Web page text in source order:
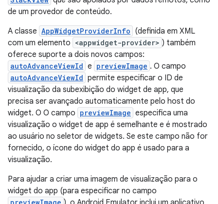
de um provedor de conteúdo.
A classe AppWidgetProviderInfo (definida em XML
com um elemento <appwidget-provider> ) também
oferece suporte a dois novos campos:
autoAdvanceViewId e previewImage . O campo
autoAdvanceViewId permite especificar o ID de
visualização da subexibição do widget de app, que
precisa ser avançado automaticamente pelo host do
widget. O O campo previewImage especifica uma
visualização o widget de app é semelhante e é mostrado
ao usuário no seletor de widgets. Se este campo não for
fornecido, o ícone do widget do app é usado para a
visualização.
Para ajudar a criar uma imagem de visualização para o
widget do app (para especificar no campo